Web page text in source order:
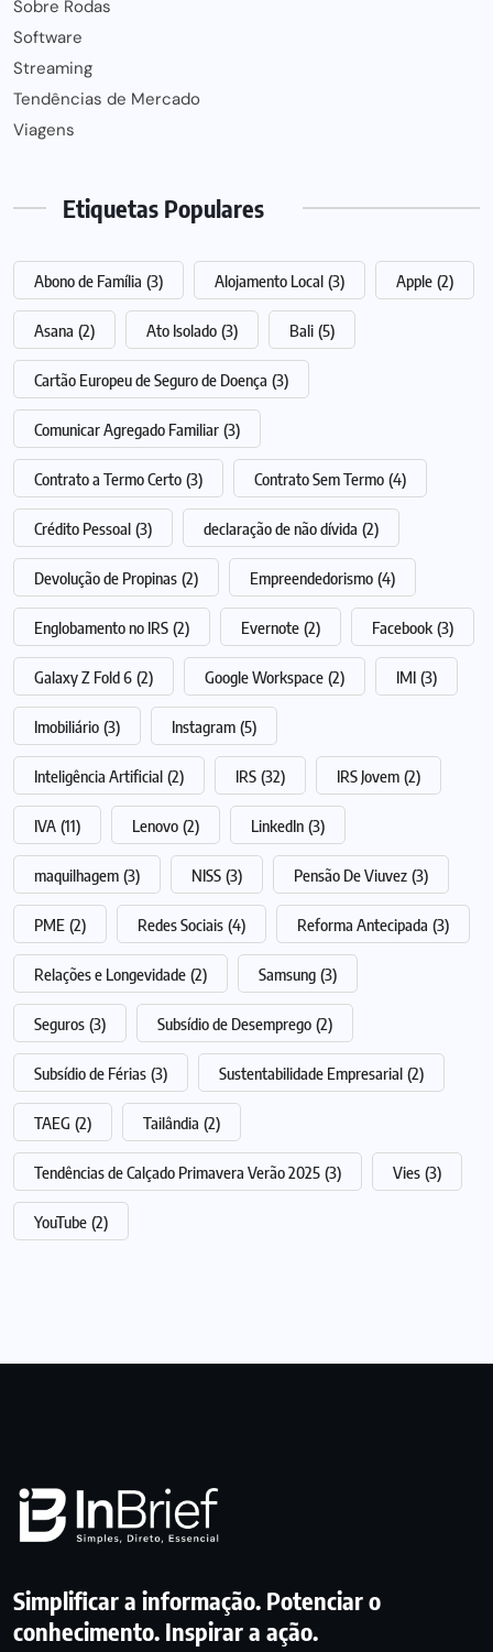
Sobre Rodas
Software
Streaming
Tendências de Mercado
Viagens
Etiquetas Populares
Abono de Família (3) Alojamento Local (3) Apple (2)
Asana (2) Ato Isolado (3) Bali (5)
Cartão Europeu de Seguro de Doença (3)
Comunicar Agregado Familiar (3)
Contrato a Termo Certo (3) Contrato Sem Termo (4)
Crédito Pessoal (3) declaração de não dívida (2)
Devolução de Propinas (2) Empreendedorismo (4)
Englobamento no IRS (2) Evernote (2) Facebook (3)
Galaxy Z Fold 6 (2) Google Workspace (2) IMI (3)
Imobiliário (3) Instagram (5)
Inteligência Artificial (2) IRS (32) IRS Jovem (2)
IVA (11) Lenovo (2) LinkedIn (3)
maquilhagem (3) NISS (3) Pensão De Viuvez (3)
PME (2) Redes Sociais (4) Reforma Antecipada (3)
Relações e Longevidade (2) Samsung (3)
Seguros (3) Subsídio de Desemprego (2)
Subsídio de Férias (3) Sustentabilidade Empresarial (2)
TAEG (2) Tailândia (2)
Tendências de Calçado Primavera Verão 2025 (3) Vies (3)
YouTube (2)
Simplificar a informação. Potenciar o
conhecimento. Inspirar a ação.